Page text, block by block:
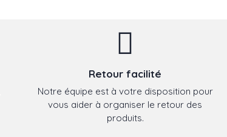
Retour facilité
Notre équipe est à votre disposition pour
vous aider à organiser le retour des
produits.